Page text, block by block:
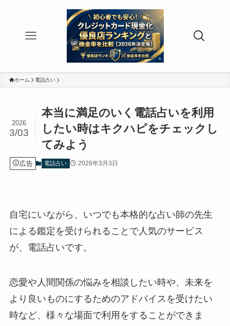
ホーム 電話占い
本当に満足のいく電話占いを利用
したい時はキクハピをチェックし
てみよう
2026
3/03
広告 電話占い 2026年3月3日
自宅にいながら、いつでも本格的な占い師の先生
による鑑定を受けられることで人気のサービス
が、電話占いです。
恋愛や人間関係の悩みを相談したい時や、未来を
より良いものにするためのアドバイスを受けたい
時など、様々な場面で利用をすることができま